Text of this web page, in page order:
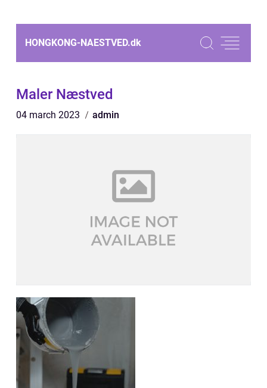
HONGKONG-NAESTVED.dk
Maler Næstved
04 march 2023 admin